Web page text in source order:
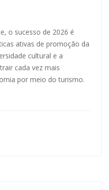
o sucesso de 2026 é
ativas de promoção da
cultural e a
cada vez mais
por meio do turismo.